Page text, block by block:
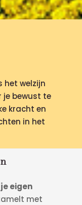
het welzijn
je bewust te
kracht en
in het
eigen
met